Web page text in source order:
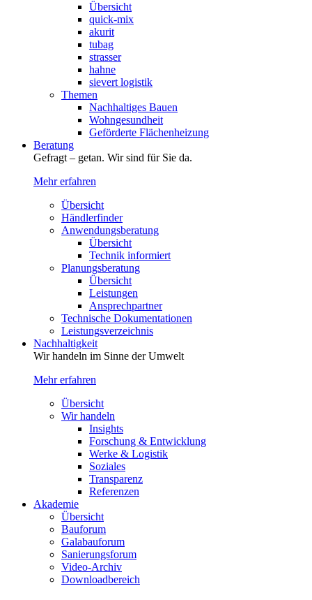
Übersicht
quick-mix
akurit
tubag
strasser
hahne
sievert logistik
Themen
Nachhaltiges Bauen
Wohngesundheit
Geförderte Flächenheizung
Beratung
Gefragt – getan. Wir sind für Sie da.
Mehr erfahren
Übersicht
Händlerfinder
Anwendungsberatung
Übersicht
Technik informiert
Planungsberatung
Übersicht
Leistungen
Ansprechpartner
Technische Dokumentationen
Leistungsverzeichnis
Nachhaltigkeit
Wir handeln im Sinne der Umwelt
Mehr erfahren
Übersicht
Wir handeln
Insights
Forschung & Entwicklung
Werke & Logistik
Soziales
Transparenz
Referenzen
Akademie
Übersicht
Bauforum
Galabauforum
Sanierungsforum
Video-Archiv
Downloadbereich